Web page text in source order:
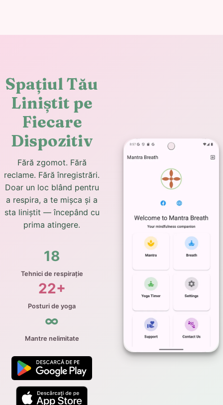
Spațiul Tău
Liniștit pe
Fiecare
Dispozitiv
Fără zgomot. Fără
reclame. Fără înregistrări.
Doar un loc blând pentru
a respira, a te mișca și a
sta liniștit — începând cu
prima atingere.
18
Tehnici de respirație
22+
Posturi de yoga
∞
Mantre nelimitate